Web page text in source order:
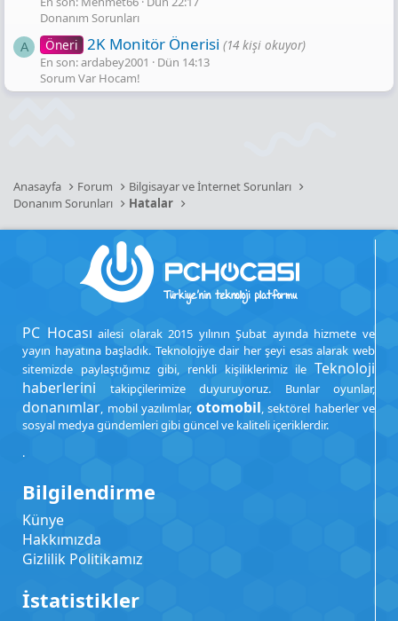
Donanım Sorunları
A Öneri 2K Monitör Önerisi (14 kişi okuyor)
En son: ardabey2001
Dün 14:13
Sorum Var Hocam!
Anasayfa Forum
Bilgisayar ve İnternet Sorunları
Donanım Sorunları
Hatalar
PC Hocası ailesi olarak 2015 yılının Şubat ayında hizmete ve
yayın hayatına başladık. Teknolojiye dair her şeyi esas alarak web
sitemizde paylaştığımız gibi, renkli kişiliklerimiz ile Teknoloji
haberlerini takipçilerimize duyuruyoruz. Bunlar oyunlar,
donanımlar, mobil yazılımlar, otomobil, sektörel haberler ve
sosyal medya gündemleri gibi güncel ve kaliteli içeriklerdir.
.
Bilgilendirme
Künye
Hakkımızda
Gizlilik Politikamız
İstatistikler